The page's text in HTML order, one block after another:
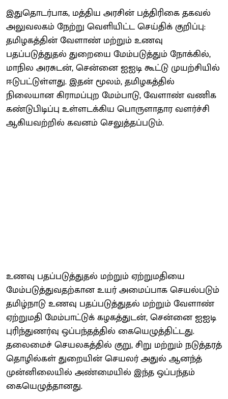
இதுதொடர்பாக, மத்திய அரசின் பத்திரிகை தகவல்
அலுவலகம் நேற்று வெளியிட்ட செய்திக் குறிப்பு:
தமிழகத்தின் வேளாண் மற்றும் உணவு
பதப்படுத்துதல் துறையை மேம்படுத்தும் நோக்கில்,
மாநில அரசுடன், சென்னை ஐஐடி கூட்டு முயற்சியில்
ஈடுபட்டுள்ளது. இதன் மூலம், தமிழகத்தில்
நிலையான கிராமப்புற மேம்பாடு, வேளாண் வணிக
கண்டுபிடிப்பு உள்ளடக்கிய பொருளாதார வளர்ச்சி
ஆகியவற்றில் கவனம் செலுத்தப்படும்.
உணவு பதப்படுத்துதல் மற்றும் ஏற்றுமதியை
மேம்படுத்துவதற்கான உயர் அமைப்பாக செயல்படும்
தமிழ்நாடு உணவு பதப்படுத்துதல் மற்றும் வேளாண்
ஏற்றுமதி மேம்பாட்டுக் கழகத்துடன், சென்னை ஐஐடி
புரிந்துணர்வு ஒப்பந்தத்தில் கையெழுத்திட்டது.
தலைமைச் செயலகத்தில் குறு, சிறு மற்றும் நடுத்தரத்
தொழில்கள் துறையின் செயலர் அதுல் ஆனந்த்
முன்னிலையில் அண்மையில் இந்த ஒப்பந்தம்
கையெழுத்தானது.